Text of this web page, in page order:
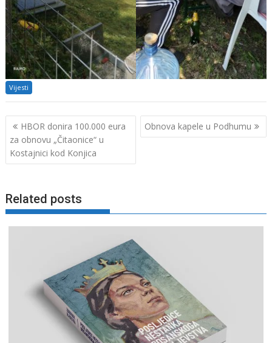
Vijesti
Navigacija
objava
HBOR donira 100.000 eura
za obnovu „Čitaonice“ u
Kostajnici kod Konjica
Obnova kapele u Podhumu
Related posts